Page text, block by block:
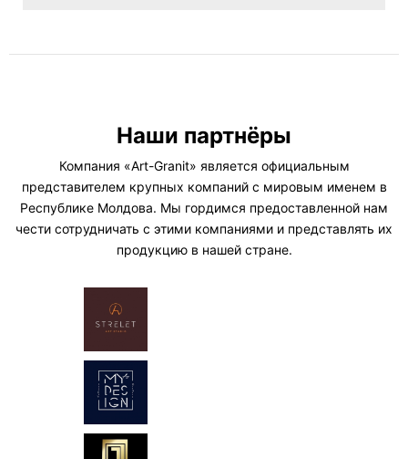
Наши партнёры
Компания «Art-Granit» является официальным
представителем крупных компаний с мировым именем в
Республике Молдова. Мы гордимся предоставленной нам
чести сотрудничать с этими компаниями и представлять их
продукцию в нашей стране.